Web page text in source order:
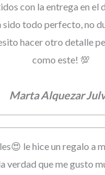
con la entrega en el
sido todo perfecto, no
hacer otro detalle
como este! 💯
Marta Alquezar
le hice un regalo a
verdad que me gusto